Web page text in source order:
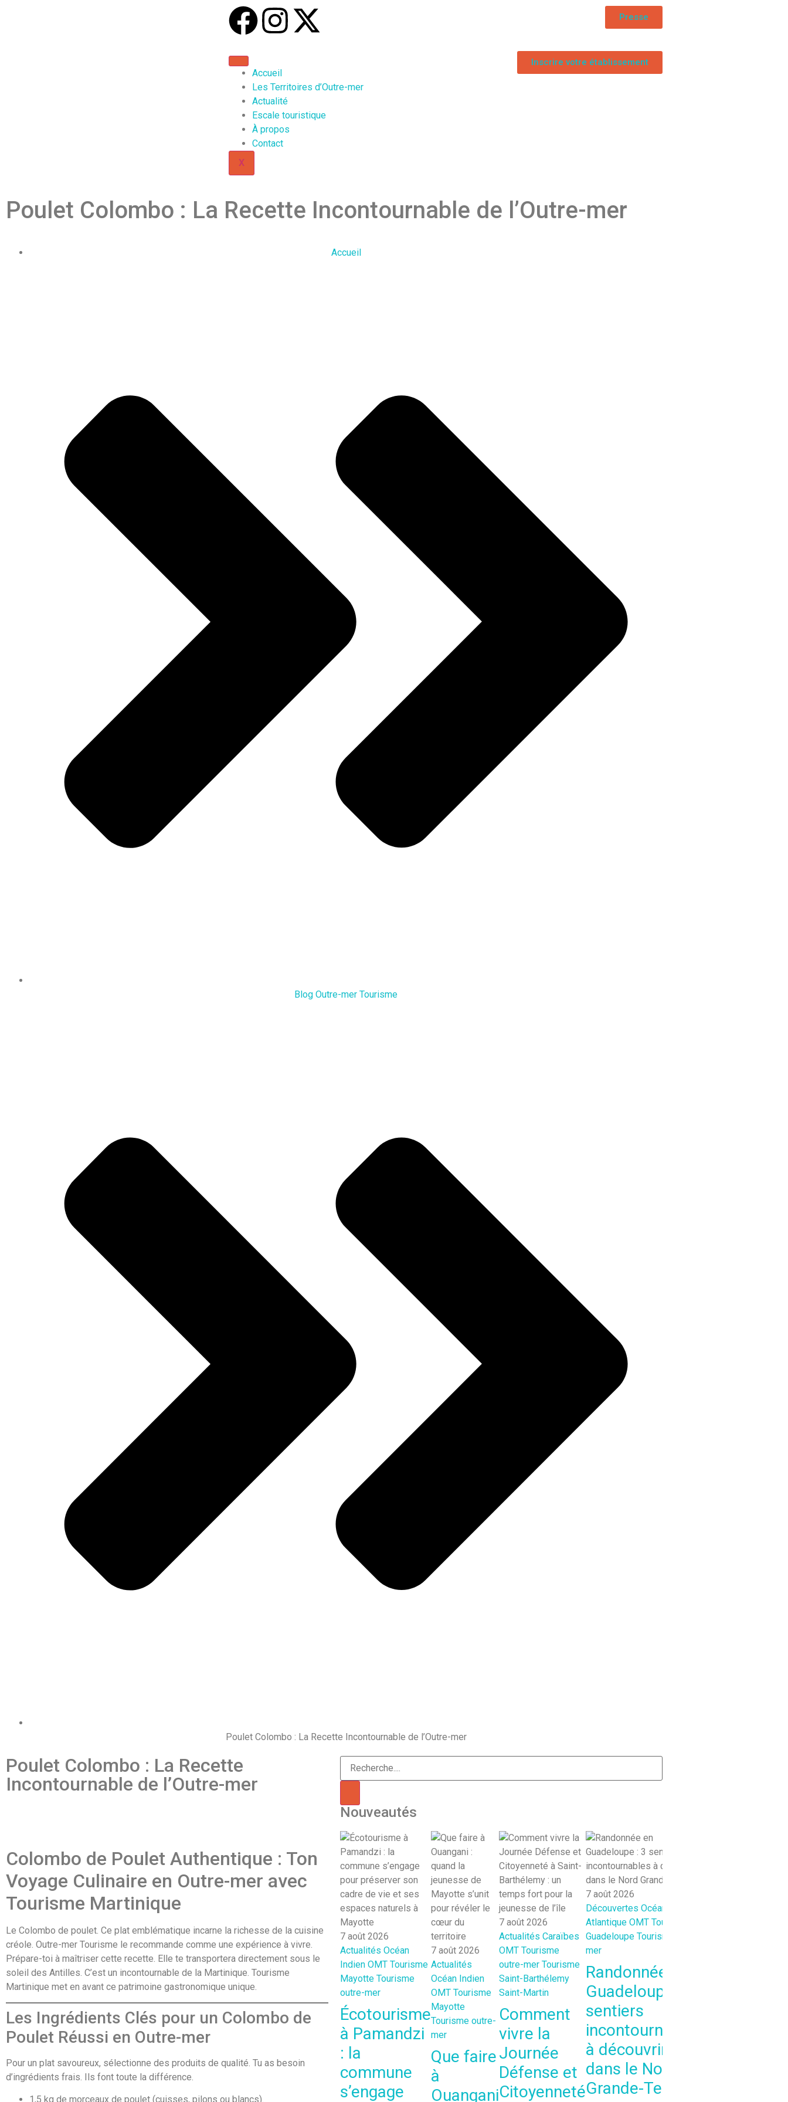
Presse
Accueil
Les Territoires d’Outre-mer
Actualité
Escale touristique
À propos
Contact
X
Inscrire votre établissement
Poulet Colombo : La Recette Incontournable de l’Outre-mer
Accueil
Blog Outre-mer Tourisme
Poulet Colombo : La Recette Incontournable de l’Outre-mer
Poulet Colombo : La Recette
Incontournable de l’Outre-mer
Colombo de Poulet Authentique : Ton
Voyage Culinaire en Outre-mer avec
Tourisme Martinique
Le Colombo de poulet. Ce plat emblématique incarne la richesse de la cuisine
créole. Outre-mer Tourisme le recommande comme une expérience à vivre.
Prépare-toi à maîtriser cette recette. Elle te transportera directement sous le
soleil des Antilles. C’est un incontournable de la Martinique. Tourisme
Martinique met en avant ce patrimoine gastronomique unique.
Les Ingrédients Clés pour un Colombo de
Poulet Réussi en Outre-mer
Pour un plat savoureux, sélectionne des produits de qualité. Tu as besoin
d’ingrédients frais. Ils font toute la différence.
1,5 kg de morceaux de poulet (cuisses, pilons ou blancs).
Nouveautés
7 août 2026
Actualités Océan
Indien OMT Tourisme
Mayotte Tourisme
outre-mer
Écotourisme
à Pamandzi
: la
commune
s’engage
7 août 2026
Actualités
Océan Indien
OMT Tourisme
Mayotte
Tourisme outre-
mer
Que faire
à
Ouangani
7 août 2026
Actualités Caraïbes
OMT Tourisme
outre-mer Tourisme
Saint-Barthélemy
Saint-Martin
Comment
vivre la
Journée
Défense et
Citoyenneté
7 août 2026
Découvertes Océan
Atlantique OMT Tourisme
Guadeloupe Tourisme outre-
mer
Randonnée en
Guadeloupe : 3
sentiers
incontournables
à découvrir
dans le Nord
Grande-Terre